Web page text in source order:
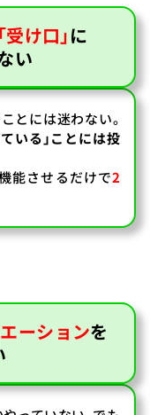
「受け口」に
い
とには迷わない。
いる」ことには投
能させるだけで2
ーションを